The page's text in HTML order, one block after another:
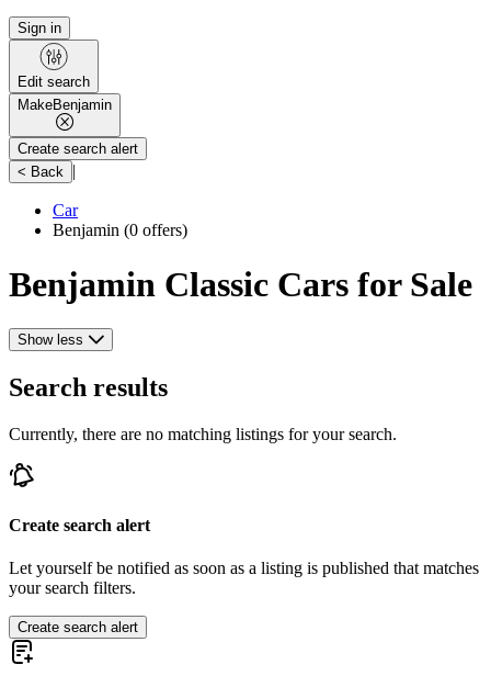
Sign in
Edit search
MakeBenjamin
Create search alert
< Back |
Car
Benjamin (0 offers)
Benjamin Classic Cars for Sale
Show less
Search results
Currently, there are no matching listings for your search.
Create search alert
Let yourself be notified as soon as a listing is published that matches
your search filters.
Create search alert